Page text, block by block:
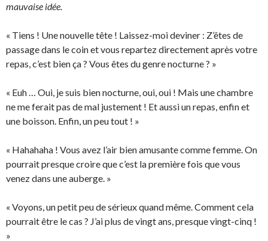
mauvaise idée.
« Tiens ! Une nouvelle tête ! Laissez-moi deviner : Z’êtes de
passage dans le coin et vous repartez directement après votre
repas, c’est bien ça ? Vous êtes du genre nocturne ? »
« Euh … Oui, je suis bien nocturne, oui, oui ! Mais une chambre
ne me ferait pas de mal justement ! Et aussi un repas, enfin et
une boisson. Enfin, un peu tout ! »
« Hahahaha ! Vous avez l’air bien amusante comme femme. On
pourrait presque croire que c’est la première fois que vous
venez dans une auberge. »
« Voyons, un petit peu de sérieux quand même. Comment cela
pourrait être le cas ? J’ai plus de vingt ans, presque vingt-cinq !
»